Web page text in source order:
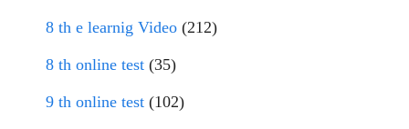
8 th e learnig Video (212)
8 th online test (35)
9 th online test (102)